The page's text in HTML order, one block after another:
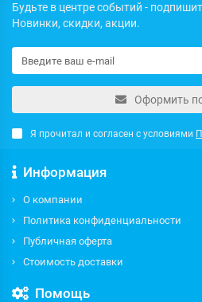
Будьте в центре событий -
Новинки, скидки, акции.
Оформить
Я прочитал и согласен с условиями
Информация
О компании
Политика конфиденциальности
Публичная оферта
Стоимость доставки
Помощь